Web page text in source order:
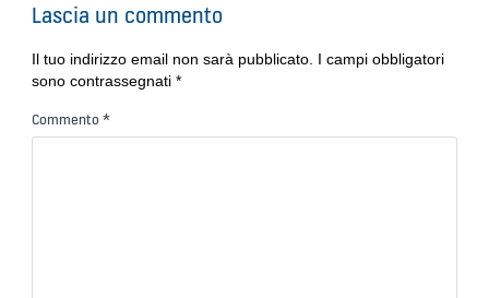
Lascia un commento
Il tuo indirizzo email non sarà pubblicato. I campi obbligatori
sono contrassegnati *
Commento *